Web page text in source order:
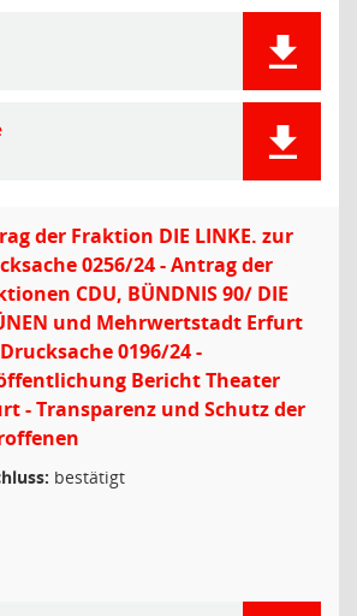
der Fraktion DIE LINKE. zur
0256/24 - Antrag der
CDU, BÜNDNIS 90/ DIE
und Mehrwertstadt Erfurt
0196/24 -
Bericht Theater
- Transparenz und Schutz der
bestätigt